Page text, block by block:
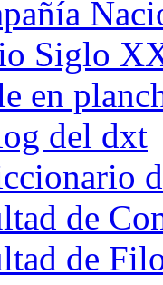
Siglo
en
del dxt
de
de